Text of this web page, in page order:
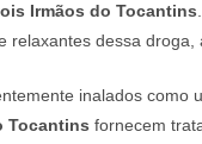
Irmãos do Tocantins
relaxantes dessa
inalados como
Tocantins fornecem